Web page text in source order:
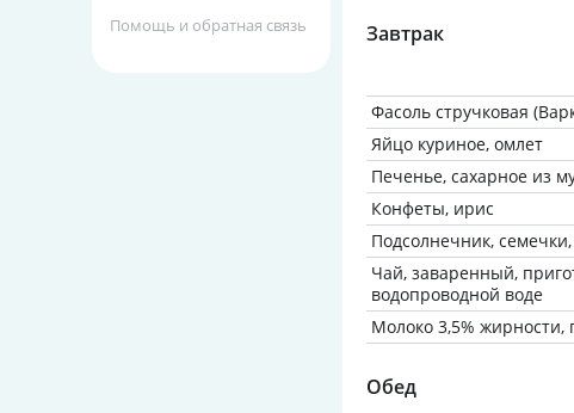
Завтрак
Фасоль стручковая
Яйцо куриное, омлет
Печенье, сахарное из
Конфеты, ирис
Подсолнечник,
Чай, заваренный,
водопроводной воде
Молоко 3,5% жирности,
Обед
Помощь и обратная связь